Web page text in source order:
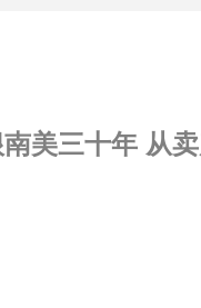
美三十年 从